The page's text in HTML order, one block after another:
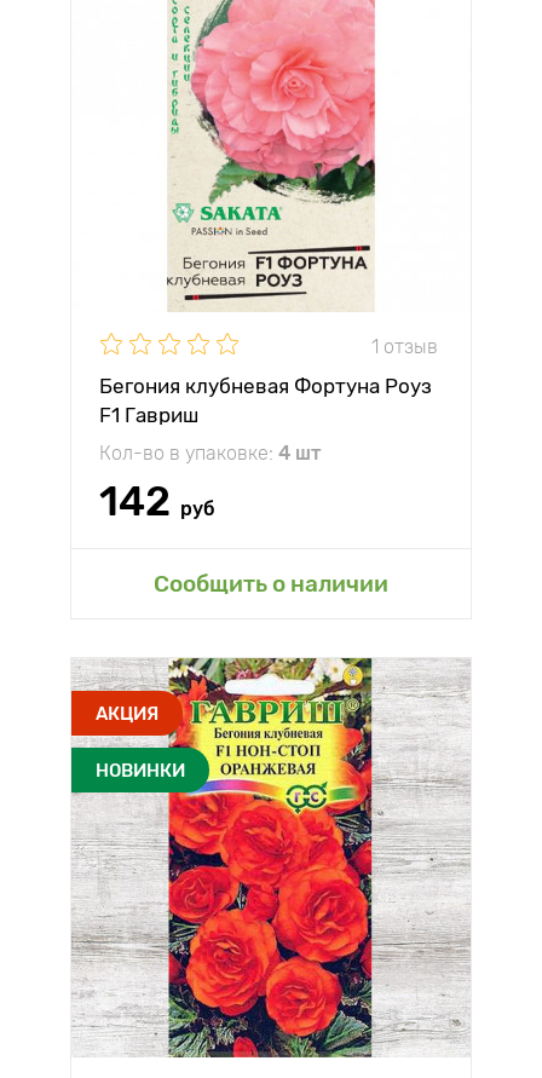
1 отзыв
Бегония клубневая Фортуна Роуз
F1 Гавриш
Кол-во в упаковке: 4 шт
142 руб
Сообщить о наличии
АКЦИЯ
НОВИНКИ